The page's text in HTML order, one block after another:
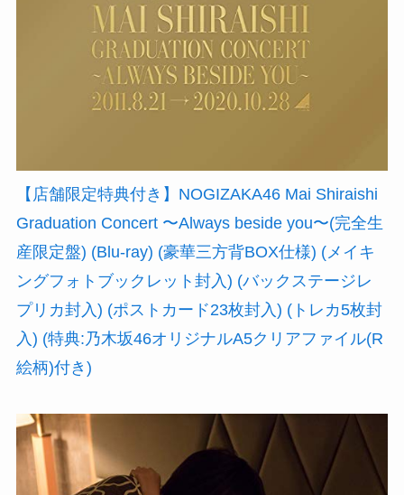
【店舗限定特典付き】NOGIZAKA46 Mai Shiraishi
Graduation Concert 〜Always beside you〜(完全生
産限定盤) (Blu-ray) (豪華三方背BOX仕様) (メイキ
ングフォトブックレット封入) (バックステージレ
プリカ封入) (ポストカード23枚封入) (トレカ5枚封
入) (特典:乃木坂46オリジナルA5クリアファイル(R
絵柄)付き)